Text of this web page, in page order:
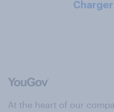
At the heart of our